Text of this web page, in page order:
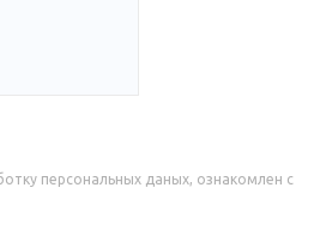
персональных даных, ознакомлен с